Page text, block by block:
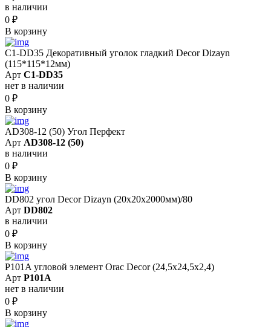
в наличии
0 ₽
В корзину
C1-DD35 Декоративный уголок гладкий Decor Dizayn
(115*115*12мм)
Арт C1-DD35
нет в наличии
0 ₽
В корзину
AD308-12 (50) Угол Перфект
Арт AD308-12 (50)
в наличии
0 ₽
В корзину
DD802 угол Decor Dizayn (20x20x2000мм)/80
Арт DD802
в наличии
0 ₽
В корзину
P101A угловой элемент Orac Decor (24,5x24,5x2,4)
Арт P101A
нет в наличии
0 ₽
В корзину